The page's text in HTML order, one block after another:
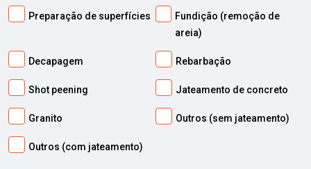
Preparação de superfícies
Fundição (remoção de
areia)
Decapagem Rebarbação
Shot peening Jateamento de concreto
Granito Outros (sem jateamento)
Outros (com jateamento)